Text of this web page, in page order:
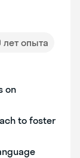
лет опыта
on
to foster